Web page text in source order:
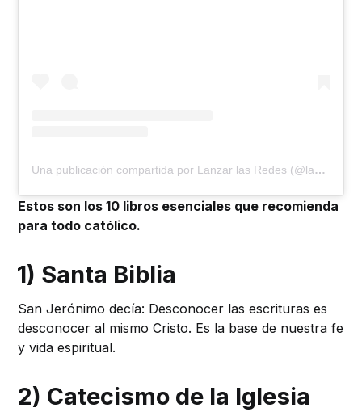
Una publicación compartida por Lanzar las Redes (@lanzarlasredes)
Estos son los 10 libros esenciales que recomienda
para todo católico.
1) Santa Biblia
San Jerónimo decía: Desconocer las escrituras es
desconocer al mismo Cristo. Es la base de nuestra fe
y vida espiritual.
2) Catecismo de la Iglesia